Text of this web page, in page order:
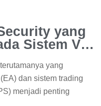
yang
Sistem VPS
yang
dan sistem trading
menjadi penting